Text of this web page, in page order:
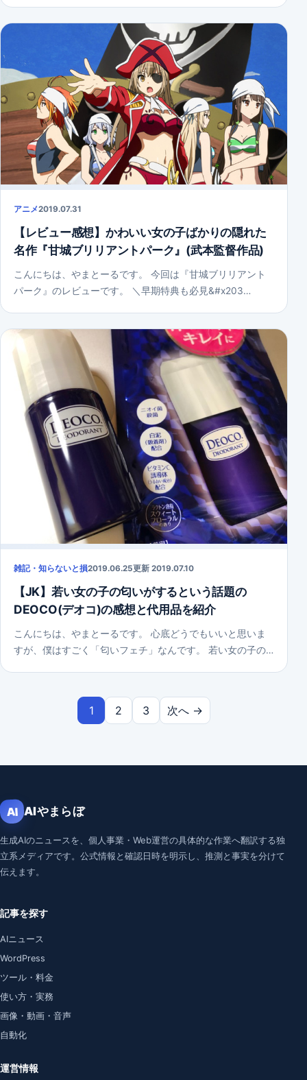
アニメ2019.07.31
【レビュー感想】かわいい女の子ばかりの隠れた
名作『甘城ブリリアントパーク』(武本監督作品)
こんにちは、やまとーるです。 今回は『甘城ブリリアント
パーク』のレビューです。 ＼早期特典も必見&#x203…
雑記・知らないと損2019.06.25更新 2019.07.10
【JK】若い女の子の匂いがするという話題の
DEOCO(デオコ)の感想と代用品を紹介
こんにちは、やまとーるです。 心底どうでもいいと思いま
すが、僕はすごく「匂いフェチ」なんです。 若い女の子の…
投稿のページ送り
1 2 3 次へ →
AI AIやまらぼ
生成AIのニュースを、個人事業・Web運営の具体的な作業へ翻訳する独
立系メディアです。公式情報と確認日時を明示し、推測と事実を分けて
伝えます。
記事を探す
AIニュース
WordPress
ツール・料金
使い方・実務
画像・動画・音声
自動化
運営情報